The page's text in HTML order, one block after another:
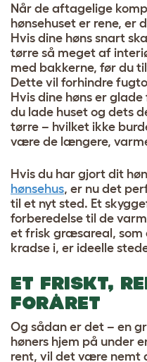
Når de aftagelige
hønsehuset er rene, er
Hvis dine høns snart
tørre så meget af
med bakkerne, før du
Dette vil forhindre
Hvis dine høns er
du lade huset og dets
tørre – hvilket ikke
være de længere,
Hvis du har gjort dit
hønsehus, er nu det
til et nyt sted. Et
forberedelse til de
et frisk græsareal, som
kradse i, er ideelle
ET FRISKT,
FORÅRET
Og sådan er det – en
høners hjem på under
rent, vil det være nemt